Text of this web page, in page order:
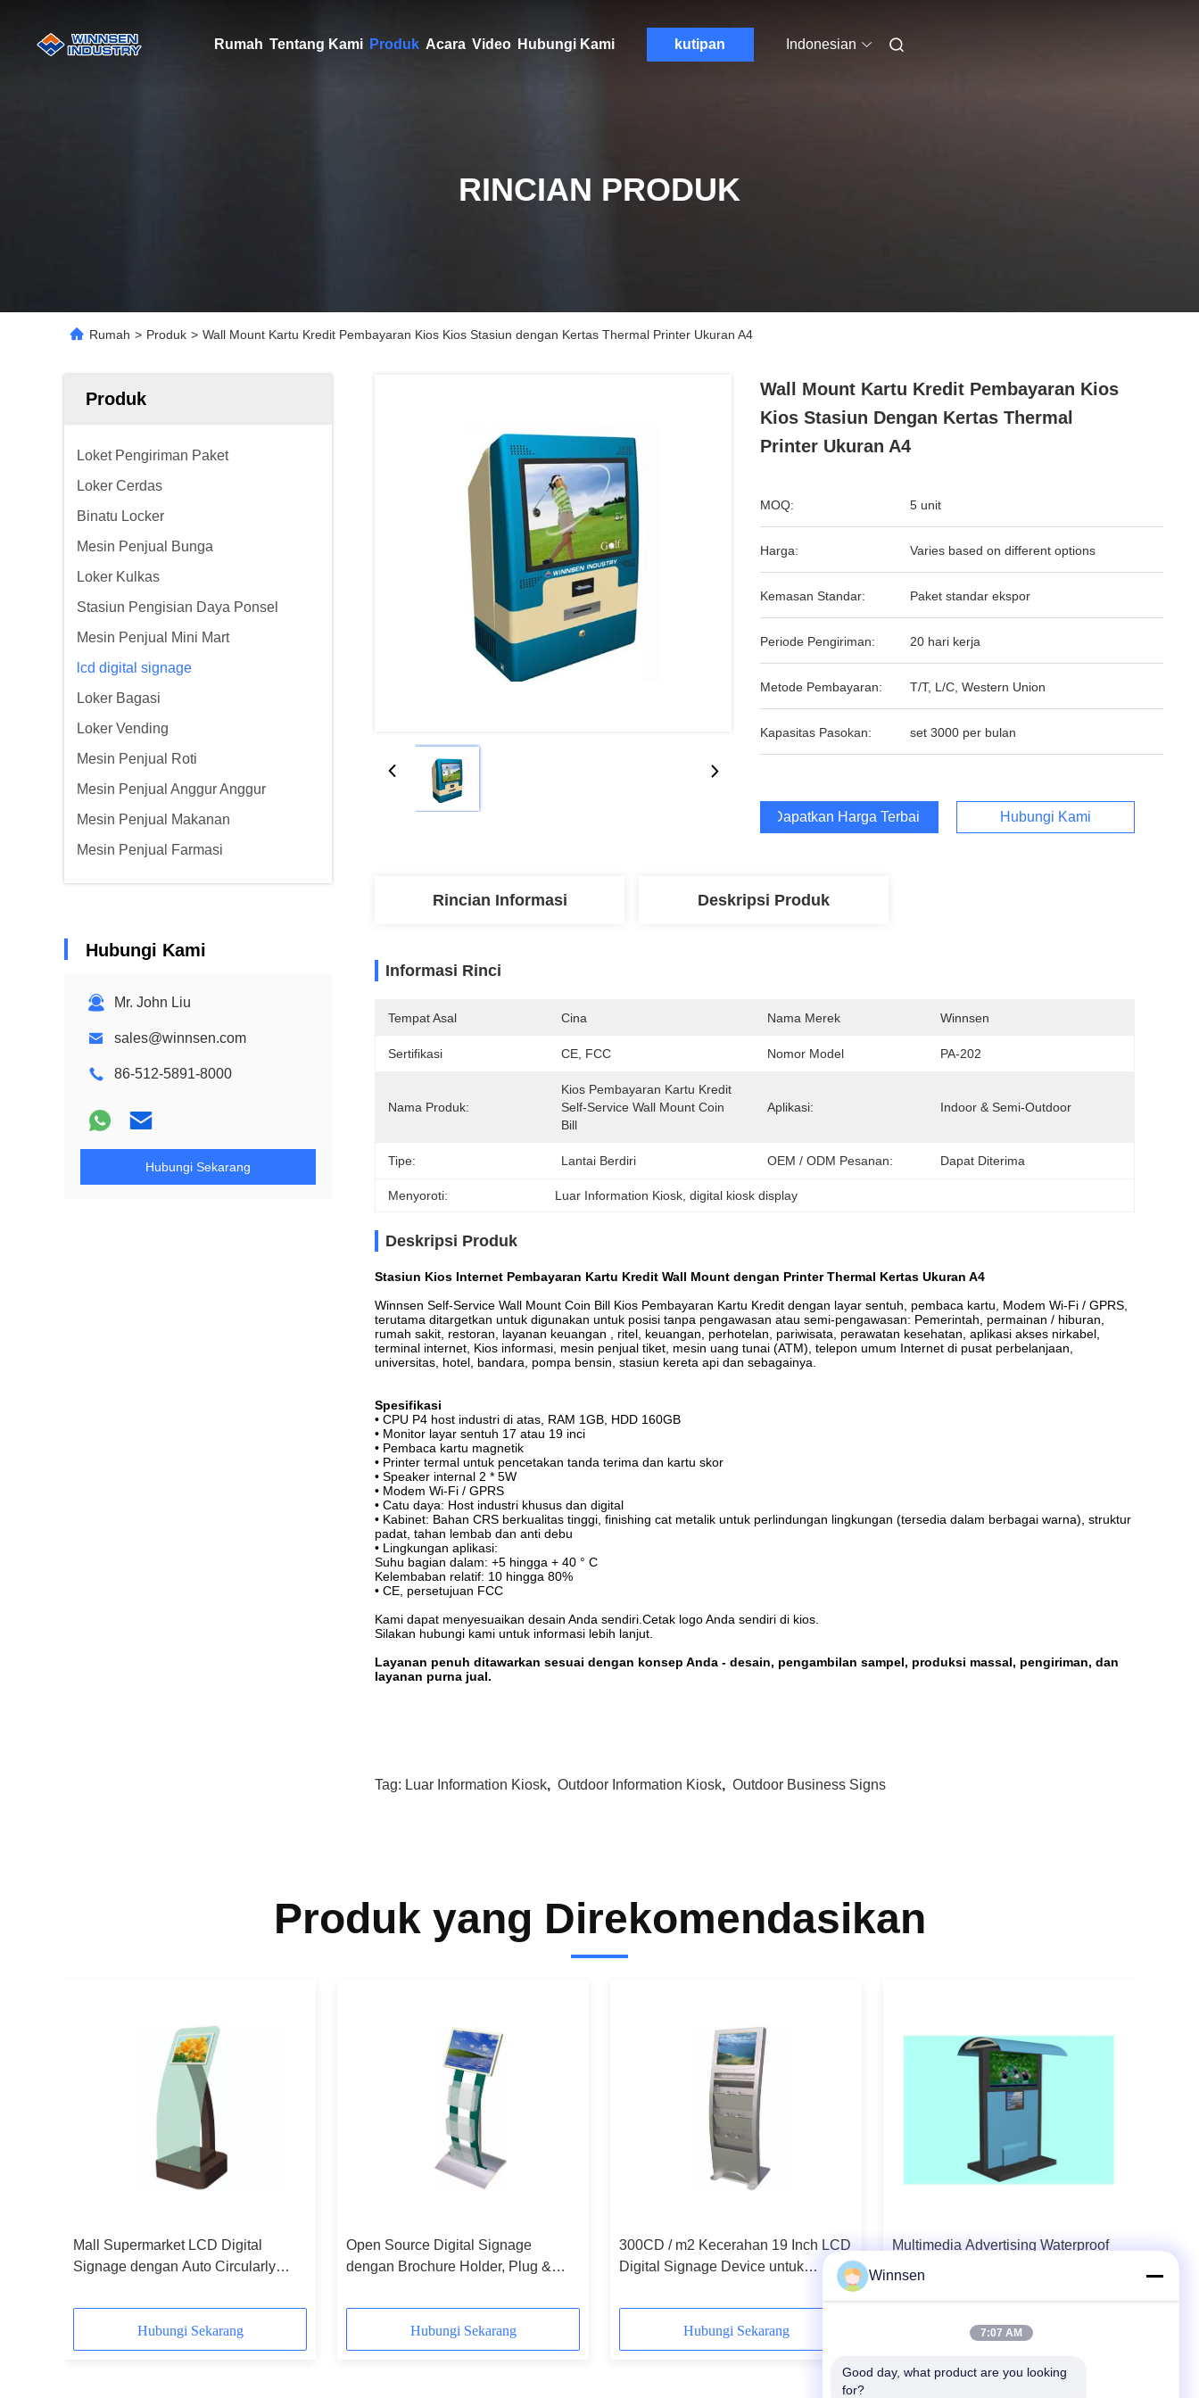
Rumah Tentang Kami Produk Acara Video Hubungi Kami kutipan Indonesian
RINCIAN PRODUK
Rumah > Produk > Wall Mount Kartu Kredit Pembayaran Kios Kios Stasiun dengan Kertas Thermal Printer Ukuran A4
Produk
Loket Pengiriman Paket
Loker Cerdas
Binatu Locker
Mesin Penjual Bunga
Loker Kulkas
Stasiun Pengisian Daya Ponsel
Mesin Penjual Mini Mart
lcd digital signage
Loker Bagasi
Loker Vending
Mesin Penjual Roti
Mesin Penjual Anggur Anggur
Mesin Penjual Makanan
Mesin Penjual Farmasi
Hubungi Kami
Mr. John Liu
sales@winnsen.com
86-512-5891-8000
Hubungi Sekarang
Wall Mount Kartu Kredit Pembayaran Kios
Kios Stasiun Dengan Kertas Thermal
Printer Ukuran A4
MOQ: 5 unit
Harga: Varies based on different options
Kemasan Standar: Paket standar ekspor
Periode Pengiriman: 20 hari kerja
Metode Pembayaran: T/T, L/C, Western Union
Kapasitas Pasokan: set 3000 per bulan
Dapatkan Harga Terbaik Hubungi Kami
Rincian Informasi Deskripsi Produk
Informasi Rinci
Tempat Asal Cina Nama Merek Winnsen
Sertifikasi CE, FCC Nomor Model PA-202
Nama Produk:
Kios Pembayaran Kartu Kredit
Self-Service Wall Mount Coin
Bill
Aplikasi: Indoor & Semi-Outdoor
Tipe: Lantai Berdiri OEM / ODM Pesanan: Dapat Diterima
Menyoroti: Luar Information Kiosk , digital kiosk display
Deskripsi Produk
Stasiun Kios Internet Pembayaran Kartu Kredit Wall Mount dengan Printer Thermal Kertas Ukuran A4
Winnsen Self-Service Wall Mount Coin Bill Kios Pembayaran Kartu Kredit dengan layar sentuh, pembaca kartu, Modem Wi-Fi / GPRS,
terutama ditargetkan untuk digunakan untuk posisi tanpa pengawasan atau semi-pengawasan: Pemerintah, permainan / hiburan,
rumah sakit, restoran, layanan keuangan , ritel, keuangan, perhotelan, pariwisata, perawatan kesehatan, aplikasi akses nirkabel,
terminal internet, Kios informasi, mesin penjual tiket, mesin uang tunai (ATM), telepon umum Internet di pusat perbelanjaan,
universitas, hotel, bandara, pompa bensin, stasiun kereta api dan sebagainya.
Spesifikasi
• CPU P4 host industri di atas, RAM 1GB, HDD 160GB
• Monitor layar sentuh 17 atau 19 inci
• Pembaca kartu magnetik
• Printer termal untuk pencetakan tanda terima dan kartu skor
• Speaker internal 2 * 5W
• Modem Wi-Fi / GPRS
• Catu daya: Host industri khusus dan digital
• Kabinet: Bahan CRS berkualitas tinggi, finishing cat metalik untuk perlindungan lingkungan (tersedia dalam berbagai warna), struktur
padat, tahan lembab dan anti debu
• Lingkungan aplikasi:
Suhu bagian dalam: +5 hingga + 40 ° C
Kelembaban relatif: 10 hingga 80%
• CE, persetujuan FCC
Kami dapat menyesuaikan desain Anda sendiri.Cetak logo Anda sendiri di kios.
Silakan hubungi kami untuk informasi lebih lanjut.
Layanan penuh ditawarkan sesuai dengan konsep Anda - desain, pengambilan sampel, produksi massal, pengiriman, dan
layanan purna jual.
Tag: Luar Information Kiosk, Outdoor Information Kiosk, Outdoor Business Signs
Produk yang Direkomendasikan
Mall Supermarket LCD Digital
Signage dengan Auto Circularly
Hubungi Sekarang
Open Source Digital Signage
dengan Brochure Holder, Plug &
Periklanan LCD
Hubungi Sekarang
300CD / m2 Kecerahan 19 Inch LCD
Digital Signage Device untuk
Hubungi Sekarang
Multimedia Advertising Waterproof
Hubungi Sekarang
Winnsen
7:07 AM
Good day, what product are you looking
for?